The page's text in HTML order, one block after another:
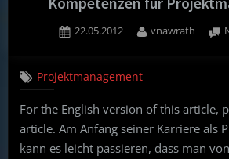
Posted
22.05.2012 By
vnawrath
Projektmanagement
For the English version of this article,
article. Am Anfang seiner Karriere als
kann es leicht passieren, dass man